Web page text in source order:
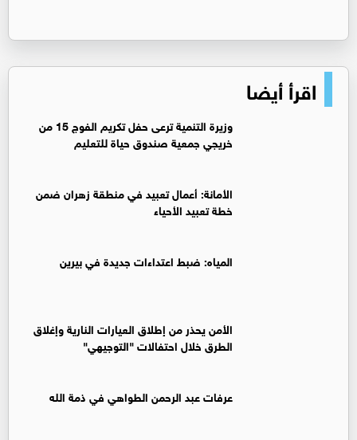
اقرأ أيضا
وزيرة التنمية ترعى حفل تكريم الفوج 15 من
خريجي جمعية صندوق حياة للتعليم
الأمانة: أعمال تعبيد في منطقة زهران ضمن
خطة تعبيد الأحياء
المياه: ضبط اعتداءات جديدة في بيرين
الأمن يحذر من إطلاق العيارات النارية وإغلاق
الطرق خلال احتفالات "التوجيهي"
عرفات عبد الرحمن الطواهي في ذمة الله